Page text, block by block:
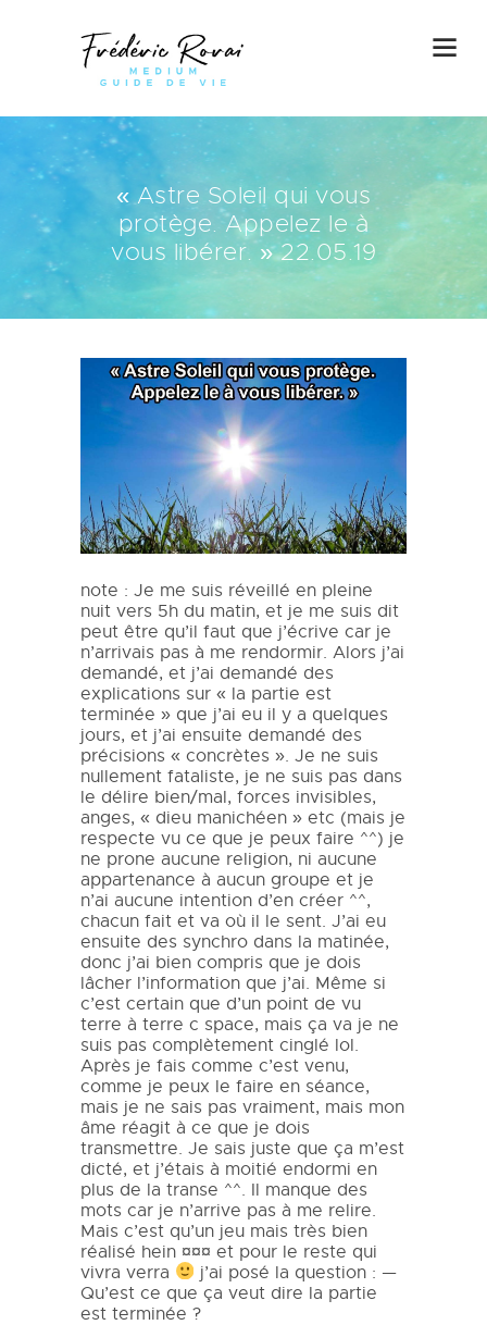
« Astre Soleil qui vous
protège. Appelez le à
vous libérer. » 22.05.19
note : Je me suis réveillé en pleine
nuit vers 5h du matin, et je me suis dit
peut être qu’il faut que j’écrive car je
n’arrivais pas à me rendormir. Alors j’ai
demandé, et j’ai demandé des
explications sur « la partie est
terminée » que j’ai eu il y a quelques
jours, et j’ai ensuite demandé des
précisions « concrètes ». Je ne suis
nullement fataliste, je ne suis pas dans
le délire bien/mal, forces invisibles,
anges, « dieu manichéen » etc (mais je
respecte vu ce que je peux faire ^^) je
ne prone aucune religion, ni aucune
appartenance à aucun groupe et je
n’ai aucune intention d’en créer ^^,
chacun fait et va où il le sent. J’ai eu
ensuite des synchro dans la matinée,
donc j’ai bien compris que je dois
lâcher l’information que j’ai. Même si
c’est certain que d’un point de vu
terre à terre c space, mais ça va je ne
suis pas complètement cinglé lol.
Après je fais comme c’est venu,
comme je peux le faire en séance,
mais je ne sais pas vraiment, mais mon
âme réagit à ce que je dois
transmettre. Je sais juste que ça m’est
dicté, et j’étais à moitié endormi en
plus de la transe ^^. Il manque des
mots car je n’arrive pas à me relire.
Mais c’est qu’un jeu mais très bien
réalisé hein ¤¤¤ et pour le reste qui
vivra verra
j’ai posé la question : —
Qu’est ce que ça veut dire la partie
est terminée ?